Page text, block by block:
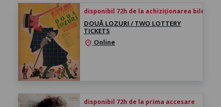
disponibil 72h de la achiziționarea biletului
DOUĂ LOZURI / TWO LOTTERY
TICKETS
location_on Online
disponibil 72h de la prima accesare